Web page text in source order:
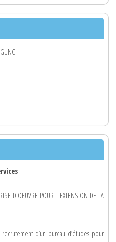
D'OEUVRE POUR L'EXTENSION DE LA
recrutement d’un bureau d’études pour